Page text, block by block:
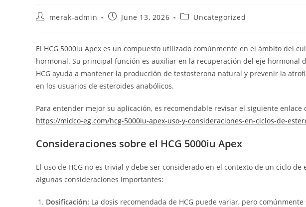
merak-admin June 13, 2026 Uncategorized
El HCG 5000iu Apex es un compuesto utilizado comúnmente en el ámbito del
hormonal. Su principal función es auxiliar en la recuperación del eje hormonal
HCG ayuda a mantener la producción de testosterona natural y prevenir la
en los usuarios de esteroides anabólicos.
Para entender mejor su aplicación, es recomendable revisar el siguiente
https://midco-eg.com/hcg-5000iu-apex-uso-y-consideraciones-en-ciclos-de-
Consideraciones sobre el HCG 5000iu Apex
El uso de HCG no es trivial y debe ser considerado en el contexto de un ciclo
algunas consideraciones importantes:
Dosificación: La dosis recomendada de HCG puede variar, pero